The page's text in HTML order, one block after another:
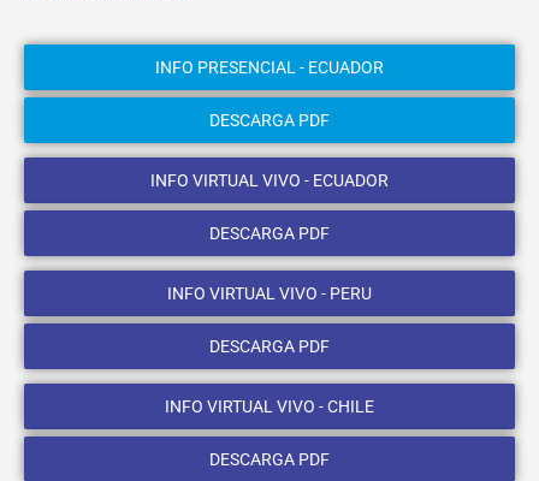
INFO PRESENCIAL - ECUADOR
DESCARGA PDF
INFO VIRTUAL VIVO - ECUADOR
DESCARGA PDF
INFO VIRTUAL VIVO - PERU
DESCARGA PDF
INFO VIRTUAL VIVO - CHILE
DESCARGA PDF